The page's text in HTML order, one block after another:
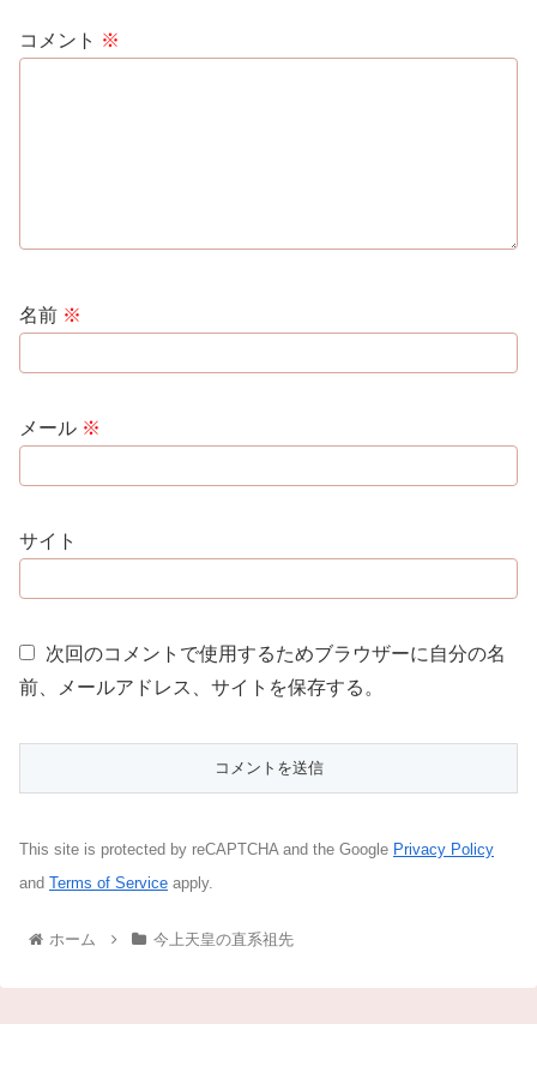
コメント ※
名前 ※
メール ※
サイト
次回のコメントで使用するためブラウザーに自分の名
前、メールアドレス、サイトを保存する。
This site is protected by reCAPTCHA and the Google Privacy Policy
and Terms of Service apply.
ホーム 今上天皇の直系祖先